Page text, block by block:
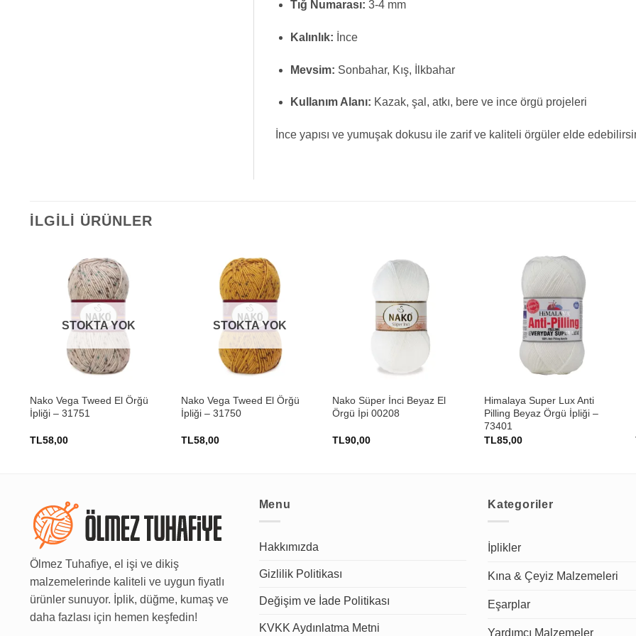
Tığ Numarası: 3-4 mm
Kalınlık: İnce
Mevsim: Sonbahar, Kış, İlkbahar
Kullanım Alanı: Kazak, şal, atkı, bere ve ince örgü projeleri
İnce yapısı ve yumuşak dokusu ile zarif ve kaliteli örgüler elde
İLGILI ÜRÜNLER
STOKTA YOK
Nako Vega Tweed El Örğü
İpliği – 31751
TL58,00
STOKTA YOK
Nako Vega Tweed El Örğü
İpliği – 31750
TL58,00
Nako Süper İnci Beyaz El
Örgü İpi 00208
TL90,00
Himalaya Super Lux Anti
Pilling Beyaz Örgü İpliği –
73401
TL85,00
Ölmez Tuhafiye, el işi ve dikiş
malzemelerinde kaliteli ve uygun fiyatlı
ürünler sunuyor. İplik, düğme, kumaş ve
daha fazlası için hemen keşfedin!
Menu
Hakkımızda
Gizlilik Politikası
Değişim ve İade Politikası
KVKK Aydınlatma Metni
Kategoriler
İplikler
Kına & Çeyiz Malzemeleri
Eşarplar
Yardımcı Malzemeler